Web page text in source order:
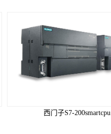
西门子S7-200smartcpu